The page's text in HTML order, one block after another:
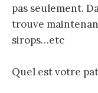
pas seulement.
trouve
sirops…etc
Quel est votre